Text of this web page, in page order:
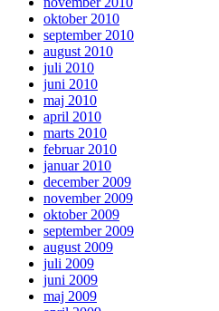
oktober 2010
september 2010
august 2010
juli 2010
juni 2010
maj 2010
april 2010
marts 2010
februar 2010
januar 2010
december 2009
november 2009
oktober 2009
september 2009
august 2009
juli 2009
juni 2009
maj 2009